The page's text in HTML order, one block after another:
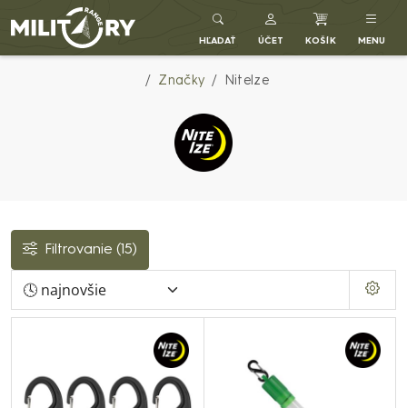
Army shop MILITARY RANGE SK
HĽADAŤ ÚČET KOŠÍK MENU
Značky NiteIze
Filtrovanie (15)